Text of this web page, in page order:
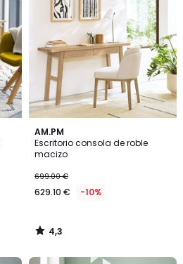
AM.PM
Escritorio consola de roble
macizo
699.00 €
629.10 € -10%
4,3
/ 5
4,3
/